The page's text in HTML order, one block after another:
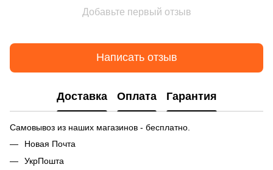
Добавьте первый отзыв
Написать отзыв
Доставка Оплата Гарантия
Самовывоз из наших магазинов - бесплатно.
Новая Почта
УкрПошта